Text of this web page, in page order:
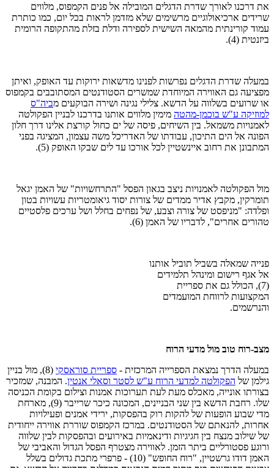
את דרכנו לאורך שדרת הדגלים המובילה אל פנים הקמפוס, מלווים
שרידים ארכיאולוגיים מרשימים שלא מזדמן לראות בכל יום, כמו כותרת
עמוד קורינתית מהמאה השישית לספירה ודלת בזלת מהתקופה הרומית
ביזנטית (4).
במעלה שדרת הדגלים נפרשות לפנינו מדשאות ירוקות עד האופק, ואיתן
מפציעה גם האווירה המיוחדת שמשרים הסטודנטים המסתובבים בקמפוס
או שרועים בשלווה על הדשא. צלילי נגינה ושירה הבוקעים מביה"ס
למוזיקה ע"ש בוכמן-מהטה מימין מלווים אותנו בדרכנו לבניין הפקולטה
לאמנויות משמאל. בין השיחים, פיסה של ים כחול קורצת אלינו דרך חלון
הפונה אל הים התיכון, עבודתו של האדריכל משה עצמון, המציגה בפני
המתבונן את רחוב איינשטיין לכל אורכו עד לים שבקו האופק (5).
מול הפקולטה לאמנויות ניצב בגאון הפסל "התרחשויות" של האמן יגאל
תומרקין, מקבץ אדיר ממדים של צורות יסוד גיאומטריות עשויות בטון
ופלדה: "מניפסט של צורה וצבע, של נפחים בחלל ושל ערכים פלסטיים
טהורים אחרים", לדבריו של האמן (6).
פנייה שמאלה בשביל תוביל אותנו
אל אגף רישום ומינהל תלמידים
(7), הכולל גם את ספריית
המקצועות לרווחת המועמדים
והנרשמים.
מצב-רוח טוב מול מדעי הרוח
במעלה הדרך נמצאת הספרייה המרכזית - ספריית סוראסקי
(8), מול בניין
גילמן של הפקולטה למדעי הרוח ע"ש לסטר וסאלי אנטין. המבנה, שמזכיר
בצורתו אונייה, מאכלס מעת לעת תערוכות אמנות וצילום בקומת הכניסה
שלו. רחבת הדשא בין שני הבניינים, המכונה כיכר שרייבר (9), מארחת
מדי שבוע הופעות של להקות רוק בהפסקות, ירידי אמנים ופעילויות
אחרות, להנאתם של הסטודנטים. במרכז הקמפוס שוררת אווירה ייחודית
של שילוב מנצח בין חגיגיות ודינאמיות באירועים ובהפסקות לבין שלווה
ורוגע פסטורליים ביתר הזמן. לאווירה מצטרף הפסל הגדול והאביבי של
האמן דודו גרשטיין, "רוח החופש" (10) - פרפרי מתכת גדולים בשלל